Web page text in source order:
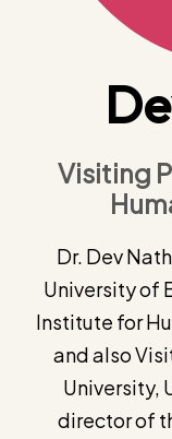
Visiting
Dr. Dev
University of
Institute for
and also
University,
director of